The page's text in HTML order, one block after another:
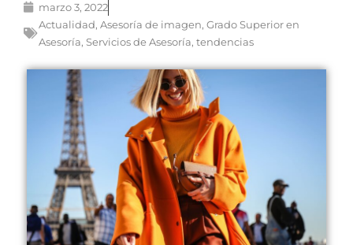
marzo 3, 2022
Actualidad, Asesoría de imagen, Grado Superior en
Asesoría, Servicios de Asesoría, tendencias